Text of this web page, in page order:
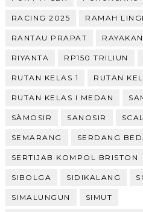
RACING 2025 RAMAH
RANTAU PRAPAT
RIYANTA RP150 TRILIUN
RUTAN KELAS 1 RUTAN
RUTAN KELAS I MEDAN
SÀMOSIR SANOSIR
SEMARANG SERDANG
SERTIJAB KOMPOL BRISTON
SIBOLGA SIDIKALANG
SIMALUNGUN SIMUT